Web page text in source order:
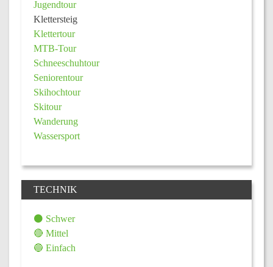
Jugendtour
Klettersteig
Klettertour
MTB-Tour
Schneeschuhtour
Seniorentour
Skihochtour
Skitour
Wanderung
Wassersport
TECHNIK
⚫ Schwer
🔴 Mittel
🔵 Einfach